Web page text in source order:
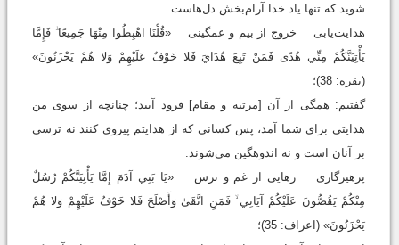
شوید که تنها یاد خدا آرام‌بخش دل‌هاست.
هدایت‌یابی خروج از بیم و غمگینی «قُلْنَا اهْبِطُوا مِنْهَا جَمِيعًا ۖ فَإِمَّا
يَأْتِيَنَّكُمْ مِنِّي هُدًى فَمَنْ تَبِعَ هُدَايَ فَلا خَوْفٌ عَلَيْهِمْ وَلا هُمْ يَحْزَنُونَ»
(بقره: 38)؛
گفتیم: همگی از آن [مرتبه و مقام] فرود آیید؛ چنانچه از سوی من
هدایتی برای شما آمد، پس کسانی که از هدایتم پیروی کنند نه ترسی
بر آنان است و نه اندوهگین می‌شوند.
پرهیزگاری رهایی از غم و ترس «يَا بَنِي آدَمَ إِمَّا يَأْتِيَنَّكُمْ رُسُلٌ
مِنْكُمْ يَقُصُّونَ عَلَيْكُمْ آيَاتِي ۙ فَمَنِ اتَّقَىٰ وَأَصْلَحَ فَلا خَوْفٌ عَلَيْهِمْ وَلا هُمْ
يَحْزَنُونَ» (اعراف: 35)؛